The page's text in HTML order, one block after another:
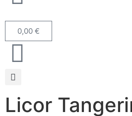
0,00 €
Licor